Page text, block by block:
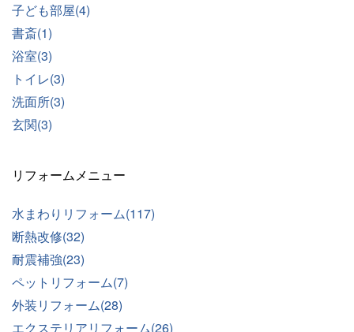
子ども部屋(4)
書斎(1)
浴室(3)
トイレ(3)
洗面所(3)
玄関(3)
リフォームメニュー
水まわりリフォーム(117)
断熱改修(32)
耐震補強(23)
ペットリフォーム(7)
外装リフォーム(28)
エクステリアリフォーム(26)